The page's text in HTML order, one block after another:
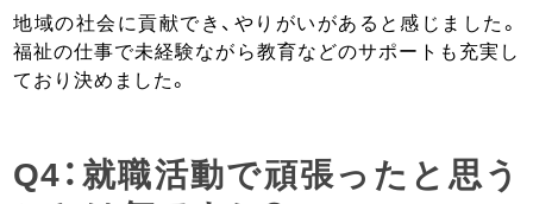
地域の社会に貢献でき、やりがいがあると感じました。
福祉の仕事で未経験ながら教育などのサポートも充実し
ており決めました。
Q4：就職活動で頑張ったと思う